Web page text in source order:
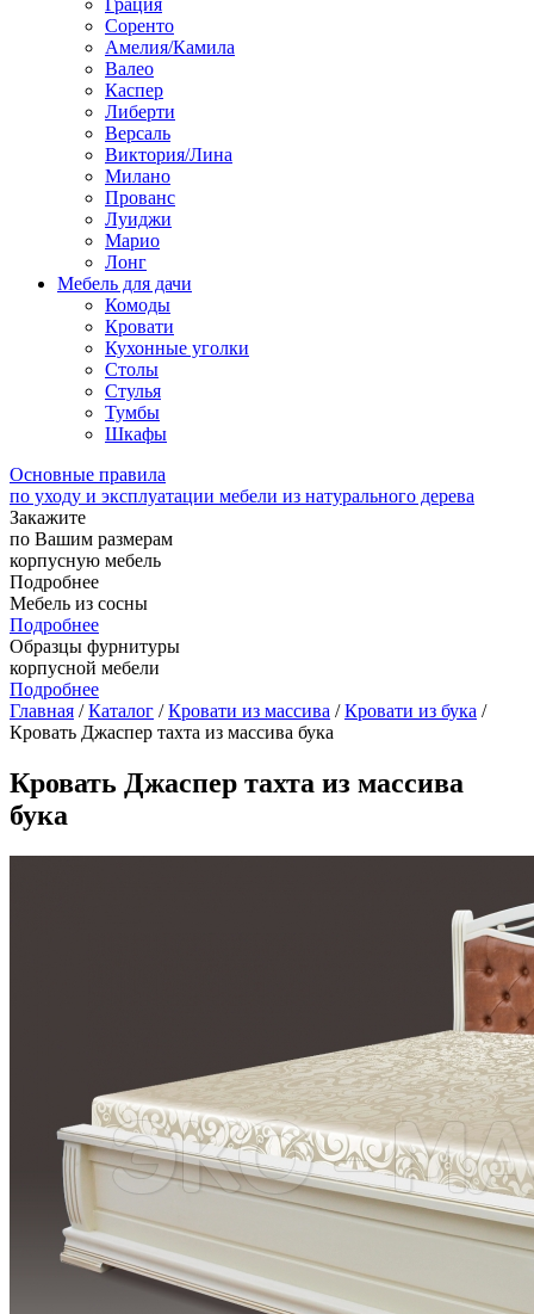
Грация
Соренто
Амелия/Камила
Валео
Каспер
Либерти
Версаль
Виктория/Лина
Милано
Прованс
Луиджи
Марио
Лонг
Мебель для дачи
Комоды
Кровати
Кухонные уголки
Столы
Стулья
Тумбы
Шкафы
Основные правила
по уходу и эксплуатации мебели из натурального дерева
Закажите
по Вашим размерам
корпусную мебель
Подробнее
Мебель из сосны
Подробнее
Образцы фурнитуры
корпусной мебели
Подробнее
Главная /Каталог /Кровати из массива /Кровати из бука /
Кровать Джаспер тахта из массива бука
Кровать Джаспер тахта из массива
бука